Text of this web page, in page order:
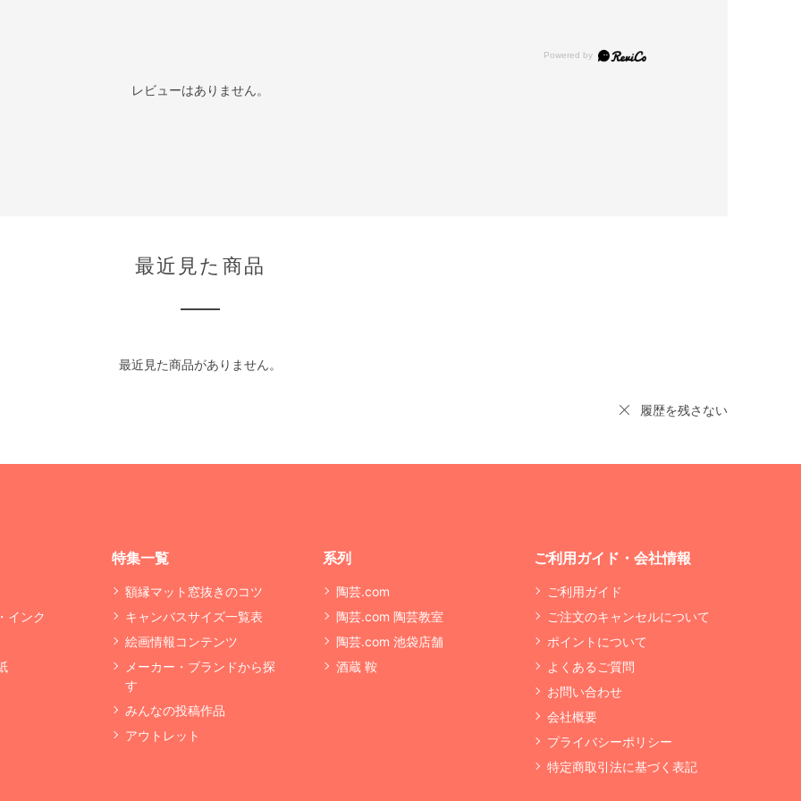
レビューはありません。
最近見た商品
最近見た商品がありません。
履歴を残さない
インク
特集一覧
額縁マット窓抜きのコツ
キャンバスサイズ一覧表
絵画情報コンテンツ
メーカー・ブランドから探
す
みんなの投稿作品
アウトレット
系列
陶芸.com
陶芸.com 陶芸教室
陶芸.com 池袋店舗
酒蔵 鞍
ご利用ガイド・会社情報
ご利用ガイド
ご注文のキャンセルについて
ポイントについて
よくあるご質問
お問い合わせ
会社概要
プライバシーポリシー
特定商取引法に基づく表記